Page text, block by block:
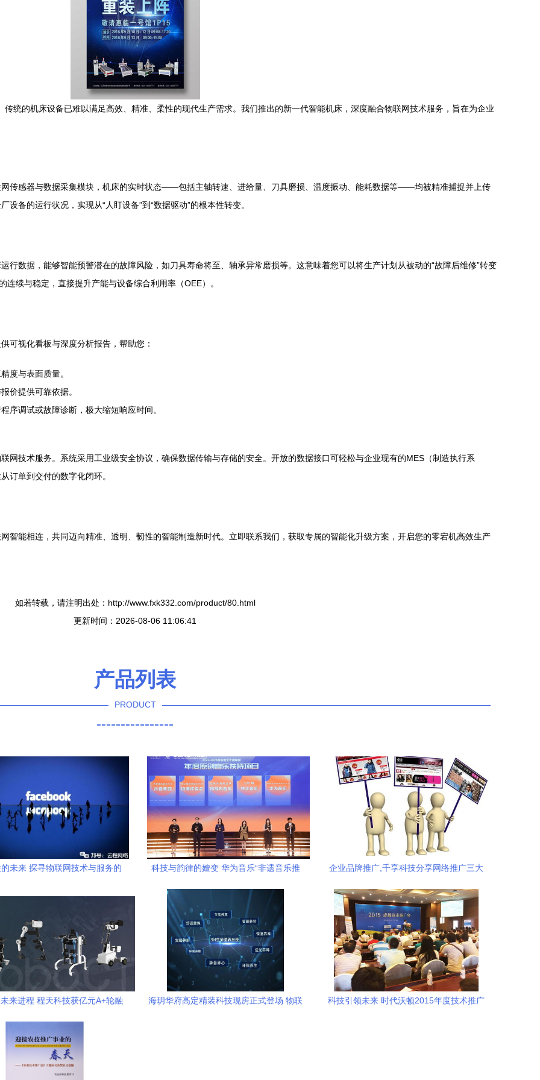
统的机床设备已难以满足高效、精准、柔性的现代生产需求。我们推出的新一代智能机床，深度融合物联网技术服务，旨在为企业
传感器与数据采集模块，机床的实时状态——包括主轴转速、进给量、刀具磨损、温度振动、能耗数据等——均被精准捕捉并上传
备的运行状况，实现从“人盯设备”到“数据驱动”的根本性转变。
行数据，能够智能预警潜在的故障风险，如刀具寿命将至、轴承异常磨损等。这意味着您可以将生产计划从被动的“故障后维修”转变
续与稳定，直接提升产能与设备综合利用率（OEE）。
可视化看板与深度分析报告，帮助您：
度与表面质量。
价提供可靠依据。
序调试或故障诊断，极大缩短响应时间。
网技术服务。系统采用工业级安全协议，确保数据传输与存储的安全。开放的数据接口可轻松与企业现有的MES（制造执行系
订单到交付的数字化闭环。
智能相连，共同迈向精准、透明、韧性的智能制造新时代。立即联系我们，获取专属的智能化升级方案，开启您的零宕机高效生产
如若转载，请注明出处：http://www.fxk332.com/product/80.html
更新时间：2026-08-06 11:06:41
产品列表
PRODUCT
----------------
未来 探寻物联网技术与服务的
科技与韵律的嬗变 华为音乐“非遗音乐推
企业品牌推广,千享科技分享网络推广三大
来进程 程天科技获亿元A+轮融
海玥华府高定精装科技现房正式登场 物联
科技引领未来 时代沃顿2015年度技术推广